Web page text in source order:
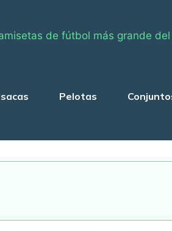
de fútbol más grande del
Pelotas